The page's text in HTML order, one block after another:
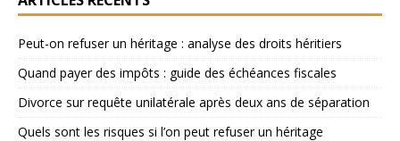
Peut-on refuser un héritage : analyse des droits héritiers
Quand payer des impôts : guide des échéances fiscales
Divorce sur requête unilatérale après deux ans de séparation
Quels sont les risques si l’on peut refuser un héritage